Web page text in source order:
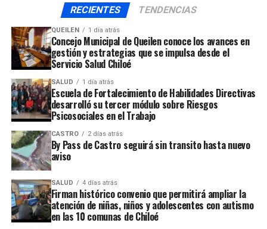
RECIENTES TENDENCIAS
QUEILEN 1 día atrás
Concejo Municipal de Queilen conoce los avances en
gestión y estrategias que se impulsa desde el
Servicio Salud Chiloé
SALUD 1 día atrás
Escuela de Fortalecimiento de Habilidades Directivas
desarrolló su tercer módulo sobre Riesgos
Psicosociales en el Trabajo
CASTRO 2 días atrás
By Pass de Castro seguirá sin transito hasta nuevo
aviso
SALUD 4 días atrás
Firman histórico convenio que permitirá ampliar la
atención de niñas, niños y adolescentes con autismo
en las 10 comunas de Chiloé